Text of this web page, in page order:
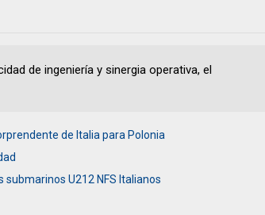
de ingeniería y sinergia operativa, el
de Italia para Polonia
U212 NFS Italianos